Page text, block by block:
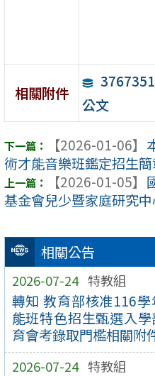
相關公告
2026-07-24 特教組
轉知 教育部核准116
能班特色招生甄選入
育會考錄取門檻相關附
2026-07-24 特教組
相關附件
公文
【2026-01-06】
術才能音樂班鑑定招生
【2026-01-05】
基金會兒少暨家庭研究